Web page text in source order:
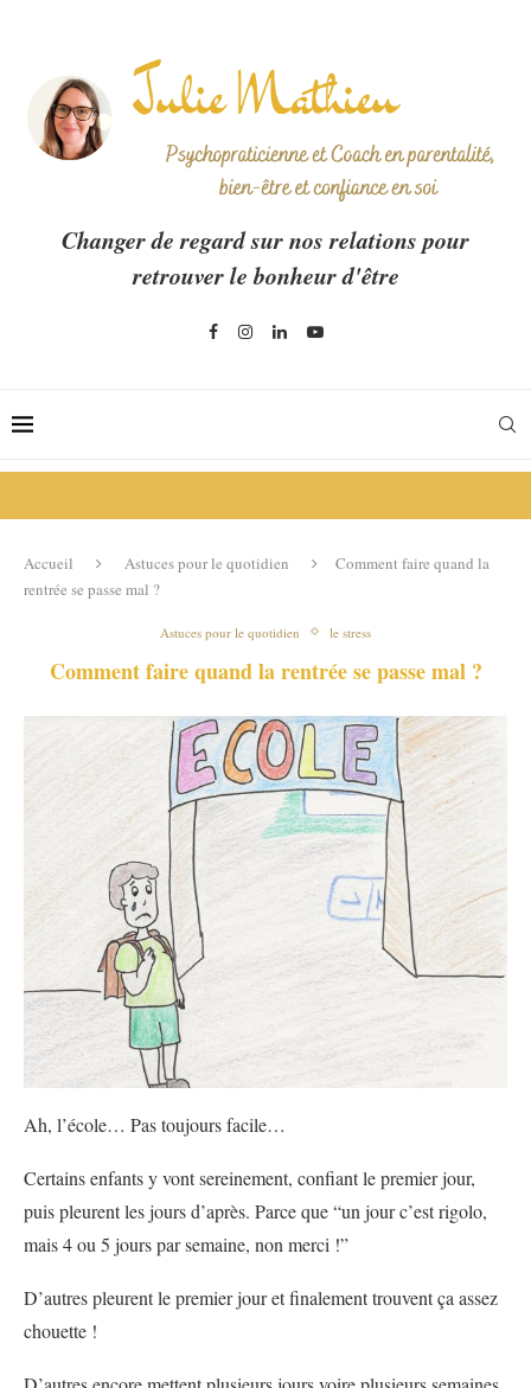
Changer de regard sur nos relations pour
retrouver le bonheur d'être
Accueil Astuces pour le quotidien
Comment faire quand la
rentrée se passe mal ?
Astuces pour le quotidien le stress
Comment faire quand la rentrée se passe mal ?
Ah, l’école… Pas toujours facile…
Certains enfants y vont sereinement, confiant le premier jour,
puis pleurent les jours d’après. Parce que “un jour c’est rigolo,
mais 4 ou 5 jours par semaine, non merci !”
D’autres pleurent le premier jour et finalement trouvent ça assez
chouette !